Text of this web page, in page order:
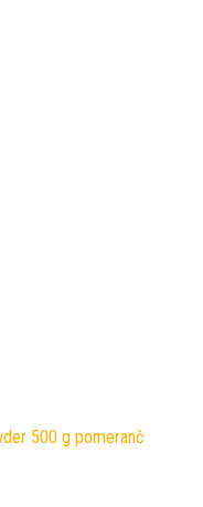
500 g pomeranč
680 Kč.
je: 612 Kč.